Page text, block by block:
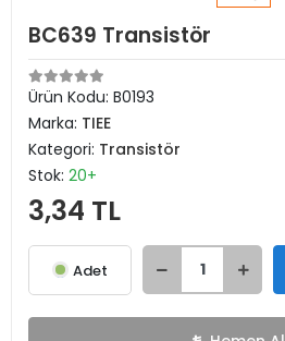
BC639 Transistör
Ürün Kodu: B0193
Marka: TIEE
Kategori: Transistör
Stok: 20+
3,34 TL
Adet